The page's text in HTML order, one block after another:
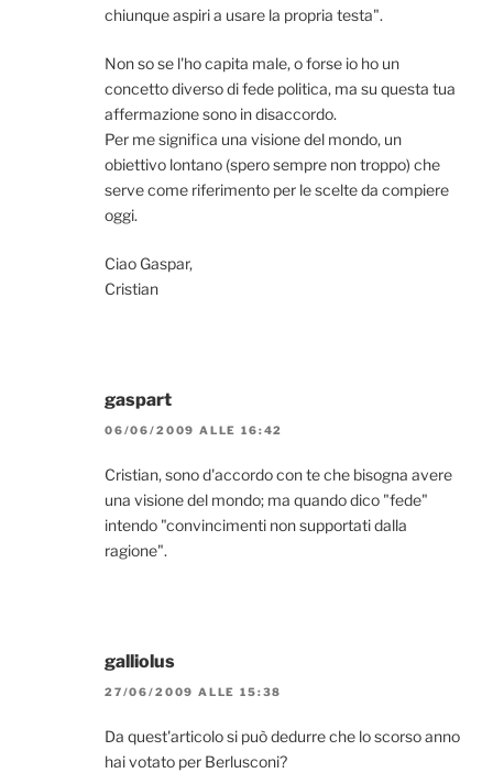
chiunque aspiri a usare la propria testa".
Non so se l'ho capita male, o forse io ho un
concetto diverso di fede politica, ma su questa tua
affermazione sono in disaccordo.
Per me significa una visione del mondo, un
obiettivo lontano (spero sempre non troppo) che
serve come riferimento per le scelte da compiere
oggi.
Ciao Gaspar,
Cristian
gaspart
06/06/2009 ALLE 16:42
Cristian, sono d'accordo con te che bisogna avere
una visione del mondo; ma quando dico "fede"
intendo "convincimenti non supportati dalla
ragione".
galliolus
27/06/2009 ALLE 15:38
Da quest'articolo si può dedurre che lo scorso anno
hai votato per Berlusconi?